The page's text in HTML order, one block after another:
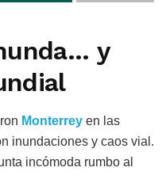
y
Monterrey en las
inundaciones y caos vial.
incómoda rumbo al